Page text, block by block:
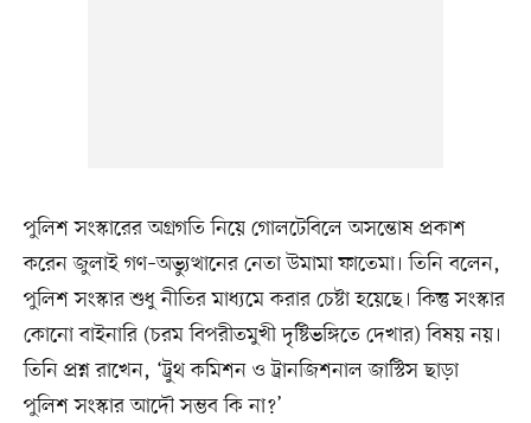
পুলিশ সংস্কারের অগ্রগতি নিয়ে গোলটেবিলে অসন্তোষ প্রকাশ
করেন জুলাই গণ–অভ্যুত্থানের নেতা উমামা ফাতেমা। তিনি বলেন,
পুলিশ সংস্কার শুধু নীতির মাধ্যমে করার চেষ্টা হয়েছে। কিন্তু সংস্কার
কোনো বাইনারি (চরম বিপরীতমুখী দৃষ্টিভঙ্গিতে দেখার) বিষয় নয়।
তিনি প্রশ্ন রাখেন, ‘ট্রুথ কমিশন ও ট্রানজিশনাল জাস্টিস ছাড়া
পুলিশ সংস্কার আদৌ সম্ভব কি না?’